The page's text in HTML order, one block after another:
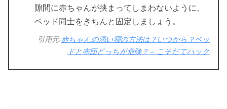
隙間に赤ちゃんが挟まってしまわないように、
ベッド同士をきちんと固定しましょう。
引用元-赤ちゃんの添い寝の方法は？いつから？ベッ
ドと布団どっちが危険？ – こそだてハック